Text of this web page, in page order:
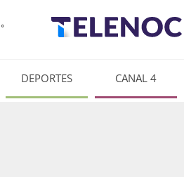
DEPORTES CANAL 4